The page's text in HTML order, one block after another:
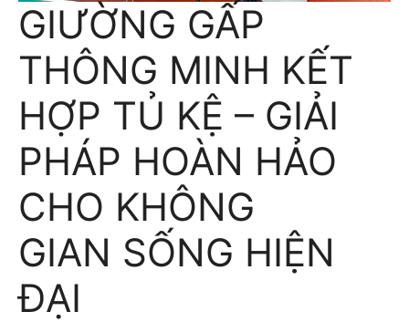
GIƯỜNG GẤP
THÔNG MINH KẾT
HỢP TỦ KỆ – GIẢI
PHÁP HOÀN HẢO
CHO KHÔNG
GIAN SỐNG HIỆN
ĐẠI